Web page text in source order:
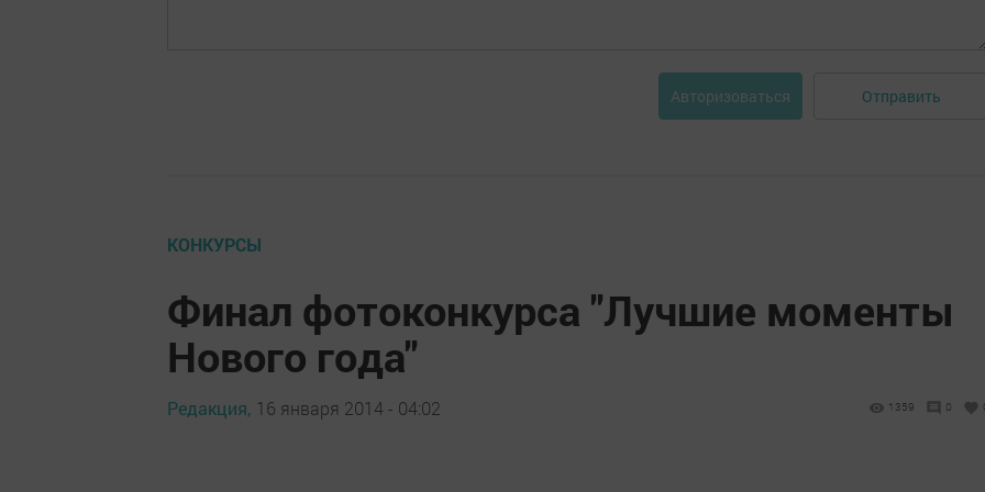
Авторизоваться Отправить
КОНКУРСЫ
Финал фотоконкурса "Лучшие моменты
Нового года"
Редакция, 16 января 2014 - 04:02 1359 0